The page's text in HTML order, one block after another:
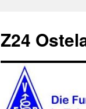
springen
Z24